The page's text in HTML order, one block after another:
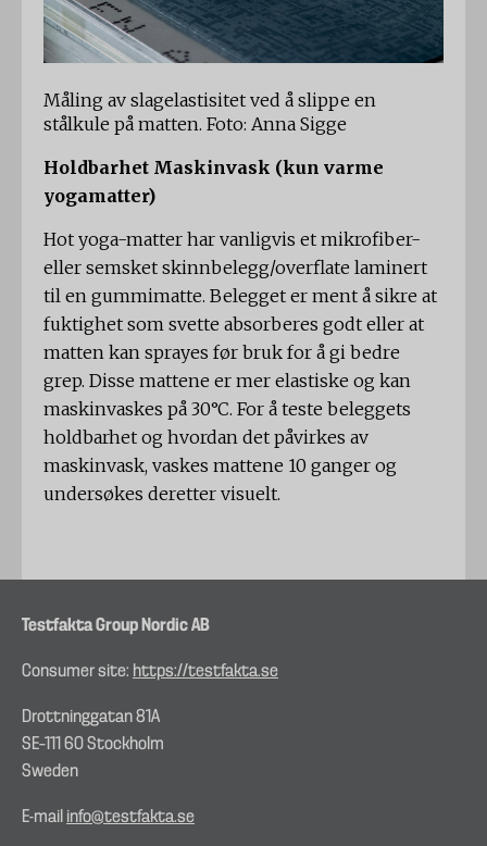
Måling av slagelastisitet ved å slippe en
stålkule på matten. Foto: Anna Sigge
Holdbarhet Maskinvask (kun varme
yogamatter)
Hot yoga-matter har vanligvis et mikrofiber-
eller semsket skinnbelegg/overflate laminert
til en gummimatte. Belegget er ment å sikre at
fuktighet som svette absorberes godt eller at
matten kan sprayes før bruk for å gi bedre
grep. Disse mattene er mer elastiske og kan
maskinvaskes på 30°C. For å teste beleggets
holdbarhet og hvordan det påvirkes av
maskinvask, vaskes mattene 10 ganger og
undersøkes deretter visuelt.
Testfakta Group Nordic AB
Consumer site: https://testfakta.se
Drottninggatan 81A
SE–111 60 Stockholm
Sweden
E-mail info@testfakta.se